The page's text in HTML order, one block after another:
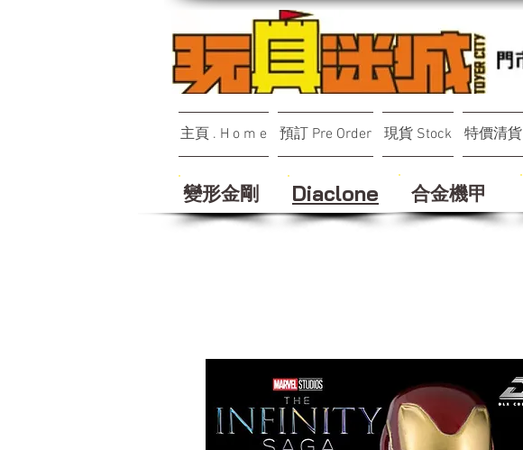
主頁 . H o m e 預訂 Pre Order 現貨 Stock 特價清貨
變形金剛 Diaclone 合金機甲